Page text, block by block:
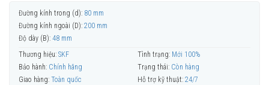
Đường kính trong (d): 80 mm
Đường kính ngoài (D): 200 mm
Độ dày (B): 48 mm
Thương hiệu: SKF Tình trạng: Mới 100%
Bảo hành: Chính hãng Trạng thái: Còn hàng
Giao hàng: Toàn quốc Hỗ trợ kỹ thuật: 24/7